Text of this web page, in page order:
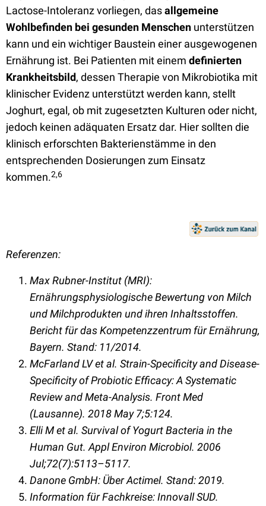
Lactose-Intoleranz vorliegen, dasallgemeine
Wohlbefinden bei gesunden Menschen unterstützen
kann und ein wichtiger Baustein einer ausgewogenen
Ernährung ist. Bei Patienten mit einem definierten
Krankheitsbild, dessen Therapie von Mikrobiotika mit
klinischer Evidenz unterstützt werden kann, stellt
Joghurt, egal, ob mit zugesetzten Kulturen oder nicht,
jedoch keinen adäquaten Ersatz dar. Hier sollten die
klinisch erforschten Bakterienstämme in den
entsprechenden Dosierungen zum Einsatz
kommen.2,6
Referenzen:
Max Rubner-Institut (MRI):
Ernährungsphysiologische Bewertung von Milch
und Milchprodukten und ihren Inhaltsstoffen.
Bericht für das Kompetenzzentrum für Ernährung,
Bayern. Stand: 11/2014.
McFarland LV et al. Strain-Specificity and Disease-
Specificity of Probiotic Efficacy: A Systematic
Review and Meta-Analysis. Front Med
(Lausanne). 2018 May 7;5:124.
Elli M et al. Survival of Yogurt Bacteria in the
Human Gut. Appl Environ Microbiol. 2006
Jul;72(7):5113–5117.
Danone GmbH: Über Actimel. Stand: 2019.
Information für Fachkreise: Innovall SUD.